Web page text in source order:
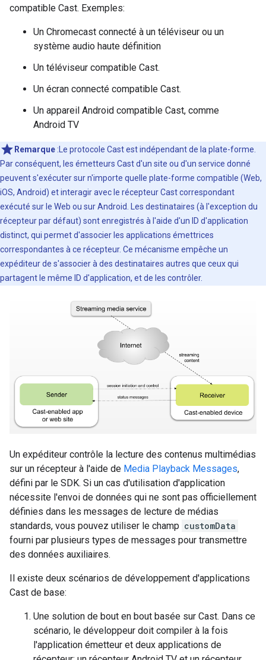
compatible Cast. Exemples:
Un Chromecast connecté à un téléviseur ou un
système audio haute définition
Un téléviseur compatible Cast.
Un écran connecté compatible Cast.
Un appareil Android compatible Cast, comme
Android TV
Remarque :Le protocole Cast est indépendant de la plate-forme.
Par conséquent, les émetteurs Cast d'un site ou d'un service donné
peuvent s'exécuter sur n'importe quelle plate-forme compatible (Web,
iOS, Android) et interagir avec le récepteur Cast correspondant
exécuté sur le Web ou sur Android. Les destinataires (à l'exception du
récepteur par défaut) sont enregistrés à l'aide d'un ID d'application
distinct, qui permet d'associer les applications émettrices
correspondantes à ce récepteur. Ce mécanisme empêche un
expéditeur de s'associer à des destinataires autres que ceux qui
partagent le même ID d'application, et de les contrôler.
Un expéditeur contrôle la lecture des contenus multimédias
sur un récepteur à l'aide de Media Playback Messages,
défini par le SDK. Si un cas d'utilisation d'application
nécessite l'envoi de données qui ne sont pas officiellement
définies dans les messages de lecture de médias
standards, vous pouvez utiliser le champ customData
fourni par plusieurs types de messages pour transmettre
des données auxiliaires.
Il existe deux scénarios de développement d'applications
Cast de base:
Une solution de bout en bout basée sur Cast. Dans ce
scénario, le développeur doit compiler à la fois
l'application émetteur et deux applications de